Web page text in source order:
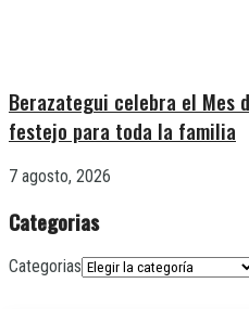
Berazategui celebra el Mes
festejo para toda la familia
7 agosto, 2026
Categorias
Categorias